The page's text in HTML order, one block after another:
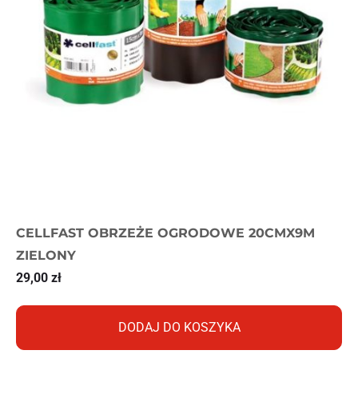
CELLFAST OBRZEŻE OGRODOWE 20CMX9M
ZIELONY
29,00 zł
DODAJ DO KOSZYKA